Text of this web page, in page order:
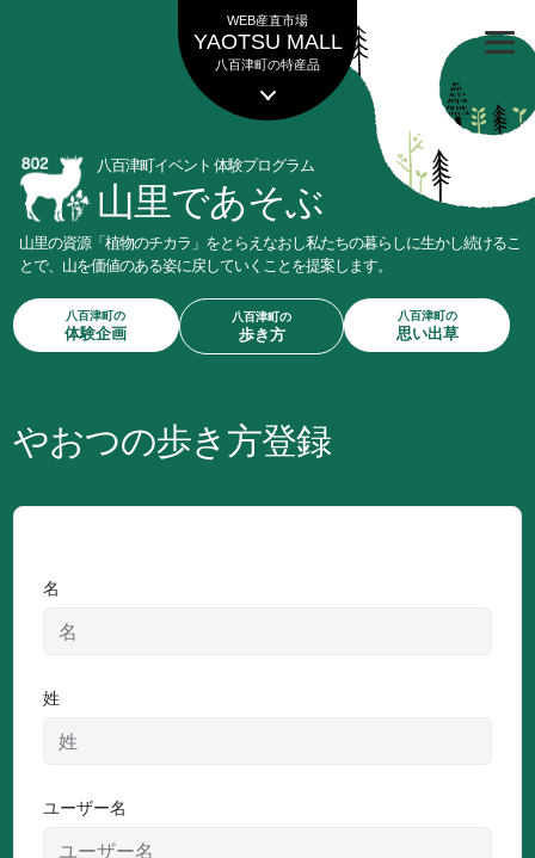
WEB産直市場
YAOTSU MALL
八百津町の特産品
八百津町イベント 体験プログラム
山里であそぶ
山里の資源「植物のチカラ」をとらえなおし私たちの暮らしに生かし続けるこ
とで、 山を価値のある姿に戻していくことを提案します。
八百津町の
体験企画
山里の現状を知る
特産品と食文化
八百津町の
歩き方
お客様ページ
八百津町の
思い出草
思い出草
やおつの歩き方登録
名
姓
ユーザー名